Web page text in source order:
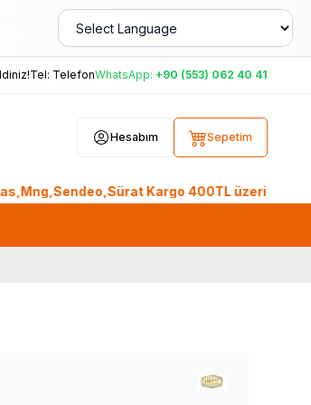
Tel: TelefonWhatsApp: +90 (553) 062 40 41
Hesabım Sepetim
Kargo 400TL üzeri, Ptt Kargo